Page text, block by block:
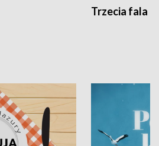
Trzecia fala -